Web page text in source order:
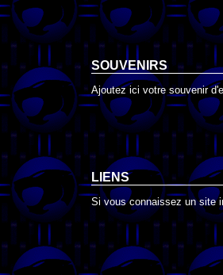
SOUVENIRS
Ajoutez ici votre souvenir
LIENS
Si vous connaissez un site